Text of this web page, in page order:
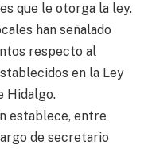
que le otorga la ley.
han señalado
respecto al
en la Ley
Hidalgo.
establece, entre
de secretario